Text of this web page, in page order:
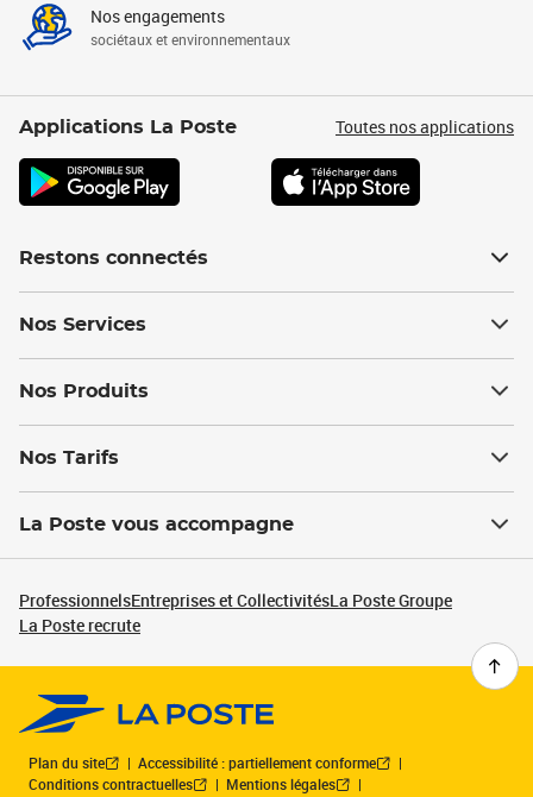
Nos engagements
sociétaux et environnementaux
Applications La Poste Toutes nos applications
Restons connectés
Nos Services
Nos Produits
Nos Tarifs
La Poste vous accompagne
ProfessionnelsEntreprises et CollectivitésLa Poste Groupe
La Poste recrute
Plan du site
Accessibilité : partiellement conforme
Conditions contractuelles
Mentions légales